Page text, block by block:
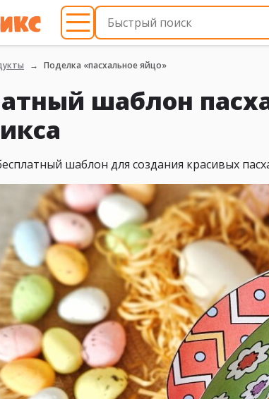
Поделка «пасхальное яйцо»
шаблон
шаблон для создания красивых